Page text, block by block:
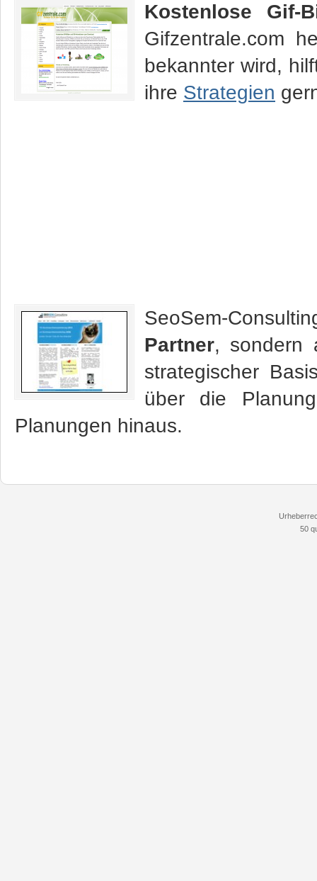
Kostenlose Gif-
Gifzentrale.com
bekannter wird,
ihre Strategien
SeoSem-
Partner, sondern
strategischer
über die
Planungen hinaus.
50